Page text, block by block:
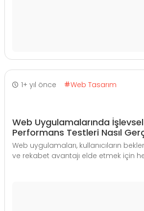
1+ yıl önce Web Tasarım
Web Uygulamalarında
Performans Testleri Nasıl
Web uygulamaları, kullanıcıların
ve rekabet avantajı elde etmek için